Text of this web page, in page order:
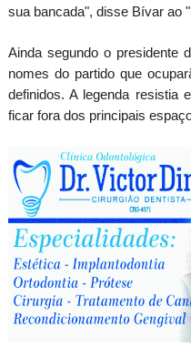
sua bancada", disse Bívar ao
Ainda segundo o presidente
nomes do partido que
definidos. A legenda resistia
ficar fora dos principais